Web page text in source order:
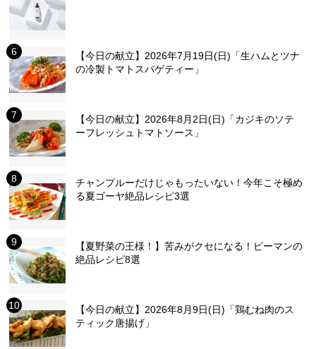
【今日の献立】2026年7月19日(日)「生ハムとツナ
の冷製トマトスパゲティー」
【今日の献立】2026年8月2日(日)「カジキのソテ
ーフレッシュトマトソース」
チャンプルーだけじゃもったいない！今年こそ極め
る夏ゴーヤ絶品レシピ3選
【夏野菜の王様！】苦みがクセになる！ピーマンの
絶品レシピ8選
【今日の献立】2026年8月9日(日)「鶏むね肉のス
ティック唐揚げ」